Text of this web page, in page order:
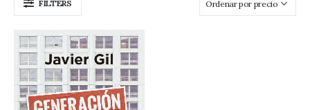
FILTERS